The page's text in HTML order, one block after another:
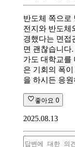
반도체 쪽으로
전지와 반도체
경했다는 면접
면 괜찮습니다
가도 대학교를
은 기회의 폭
을 하시든 응
좋아요 0
2025.08.13